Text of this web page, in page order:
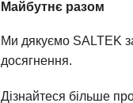
Майбутнє разом
Ми дякуємо SALTEK
досягнення.
Дізнайтеся більше